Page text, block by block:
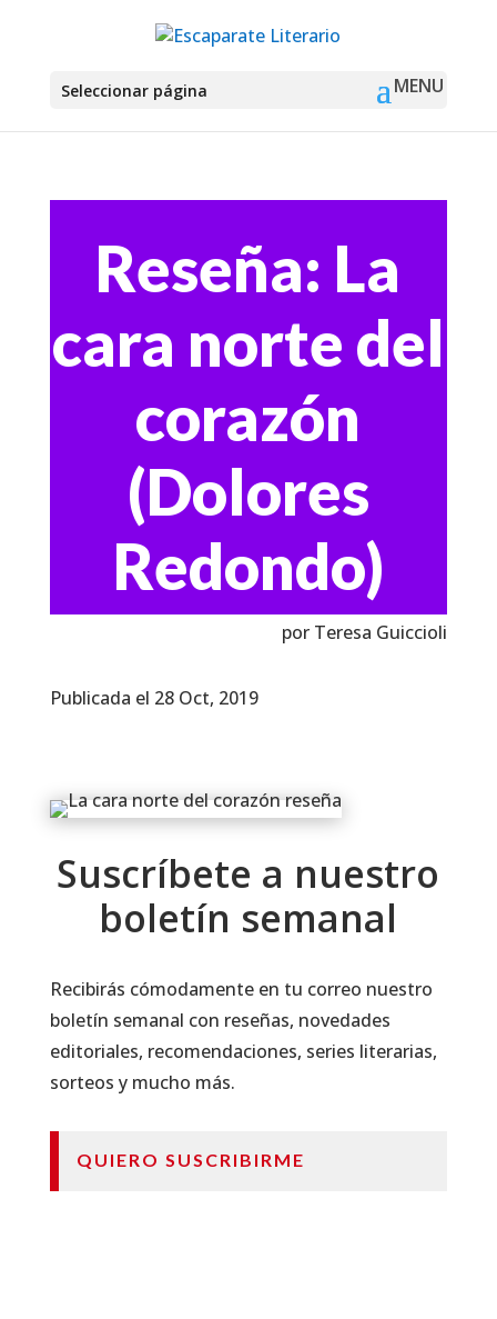
Seleccionar página
Reseña: La
cara norte del
corazón
(Dolores
Redondo)
por Teresa Guiccioli
Publicada el 28 Oct, 2019
Suscríbete a nuestro
boletín semanal
Recibirás cómodamente en tu correo nuestro
boletín semanal con reseñas, novedades
editoriales, recomendaciones, series literarias,
sorteos y mucho más.
QUIERO SUSCRIBIRME